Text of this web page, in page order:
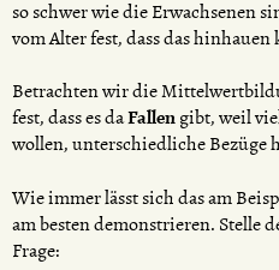
so schwer wie die Erwachsenen
vom Alter fest, dass das hinhauen
Betrachten wir die
fest, dass es daFallengibt, weil
wollen, unterschiedliche Bezüge
Wie immer lässt sich das am
am besten demonstrieren. Stelle
Frage: